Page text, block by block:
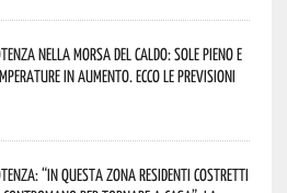
nella morsa del caldo: sole pieno e
in aumento. Ecco le previsioni
“In questa zona residenti costretti